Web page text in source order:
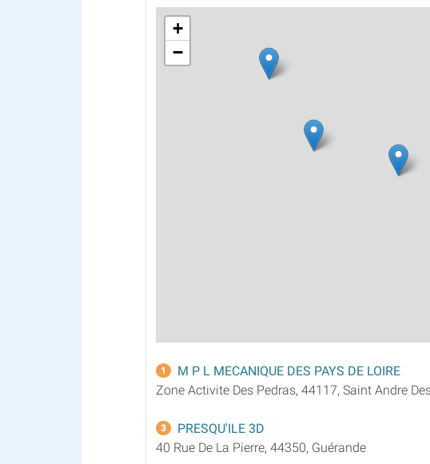
+
−
1
M P L MECANIQUE DES PAYS DE LOIRE
Zone Activite Des Pedras, 44117, Saint Andre
3
PRESQU'ILE 3D
40 Rue De La Pierre, 44350, Guérande